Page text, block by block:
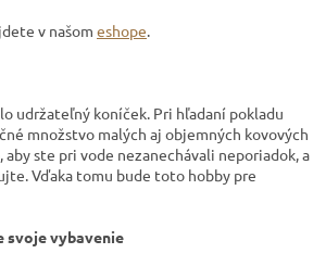
v našom eshope.
udržateľný koníček. Pri hľadaní pokladu
množstvo malých aj objemných kovových
ste pri vode nezanechávali neporiadok, a
Vďaka tomu bude toto hobby pre
svoje vybavenie